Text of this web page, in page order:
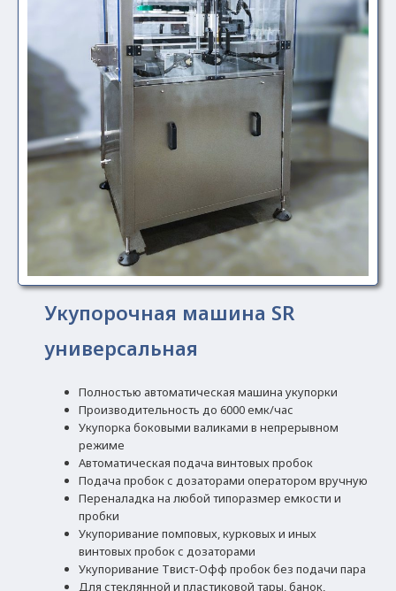
Укупорочная машина SR
универсальная
Полностью автоматическая машина укупорки
Производительность до 6000 емк/час
Укупорка боковыми валиками в непрерывном
режиме
Автоматическая подача винтовых пробок
Подача пробок с дозаторами оператором вручную
Переналадка на любой типоразмер емкости и
пробки
Укупоривание помповых, курковых и иных
винтовых пробок с дозаторами
Укупоривание Твист-Офф пробок без подачи пара
Для стеклянной и пластиковой тары, банок,